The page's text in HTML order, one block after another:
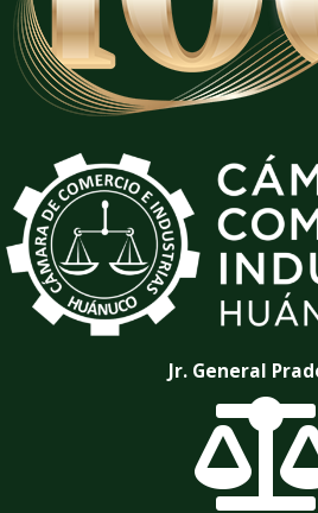
Jr. General